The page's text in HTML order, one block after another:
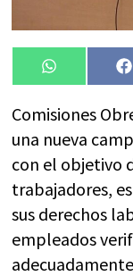
Compartir
en
WhatsApp
Comisiones
una nueva
con el objetivo
trabajadores,
sus derechos
empleados